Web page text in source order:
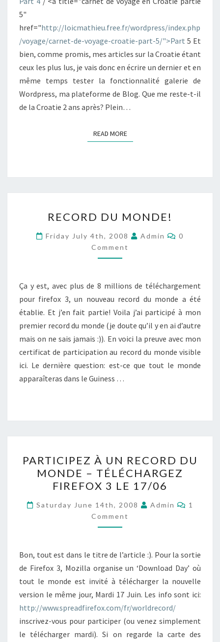
5"
href="http://loicmathieu.free.fr/wordpress/index.php
/voyage/carnet-de-voyage-croatie-part-5/">Part 5 Et
bien, comme promis, mes articles sur la Croatie étant
ceux les plus lus, je vais donc en écrire un dernier et en
même temps tester la fonctionnalité galerie de
Wordpress, ma plateforme de Blog. Que me reste-t-il
de la Croatie 2 ans après? Plein…
READ MOREREAD MORE
DU
MONDE!
RECORD DU MONDE!
Friday July 4th, 2008 Admin Comments
0
Comment
Ça y est, avec plus de 8 millions de téléchargement
pour firefox 3, un nouveau record du monde a été
établie. Et j’en fait partie! Voila j’ai participé à mon
premier record du monde (je doute qu’il y en ai d’autre
mais on ne sais jamais :)). En voici la preuve avec mon
certificat de participation au record du monde visible
ici. Le dernière question: est-ce que tout le monde
apparaîteras dans le Guiness …
À
UN
RECORD
DU
MONDE
–
FIREFOX
3
LE
17/06
PARTICIPEZ À UN RECORD DU
MONDE – TÉLÉCHARGEZ
FIREFOX 3 LE 17/06
Saturday June 14th, 2008 Admin
1
Comment
Bon, tout est dans le titre de l’article :). Pour la sortie
de Firefox 3, Mozilla organise un ‘Download Day’ où
tout le monde est invité à télécharger la nouvelle
version le même jour, Mardi 17 Juin. Les info sont ici:
http://www.spreadfirefox.com/fr/worldrecord/
inscrivez-vous pour participer (ou venez simplement
le télécharger mardi). Si on regarde la carte des